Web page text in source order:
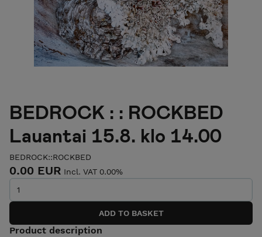
BEDROCK : : ROCKBED
Lauantai 15.8. klo 14.00
BEDROCK::ROCKBED
0.00 EUR Incl. VAT 0.00%
Product description